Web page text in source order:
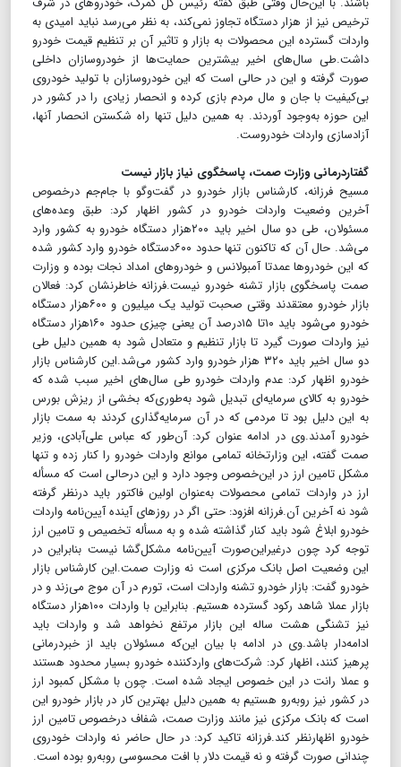
ترخیص نیز از هزار دستگاه تجاوز نمی‌کند، به نظر می‌رسد نباید امیدی به
واردات گسترده این محصولات به بازار و تاثیر آن بر تنظیم قیمت خودرو
داشت.طی سال‌های اخیر بیشترین حمایت‌ها از خودروسازان داخلی
صورت گرفته و این در حالی است که این خودروسازان با تولید خودروی
بی‌کیفیت با جان و مال مردم بازی کرده و انحصار زیادی را در کشور در
این حوزه به‌وجود آوردند. به همین دلیل تنها راه شکستن انحصار آنها،
آزادسازی واردات خودروست.
گفتار‌درمانی وزارت صمت، پاسخگوی نیاز بازار نیست
مسیح فرزانه، کارشناس بازار خودرو در گفت‌وگو با جام‌جم درخصوص
آخرین وضعیت واردات خودرو در کشور اظهار کرد: طبق وعده‌های
مسئولان، طی دو سال اخیر باید ۲۰۰هزار دستگاه خودرو به کشور وارد
می‌شد. حال آن که تاکنون تنها حدود ۶۰۰دستگاه خودرو وارد کشور شده
که این خودروها عمدتا آمبولانس و خودروهای امداد نجات بوده و وزارت
صمت پاسخگوی بازار تشنه خودرو نیست.فرزانه خاطرنشان کرد: فعالان
بازار خودرو معتقدند وقتی صحبت تولید یک میلیون و ۶۰۰هزار دستگاه
خودرو می‌شود باید ۱۰تا ۱۵درصد آن یعنی چیزی حدود ۱۶۰هزار دستگاه
نیز واردات صورت گیرد تا بازار تنظیم و متعادل شود به همین دلیل طی
دو سال اخیر باید ۳۲۰ هزار خودرو وارد کشور می‌شد.این کارشناس بازار
خودرو اظهار کرد: عدم واردات خودرو طی سال‌های اخیر سبب شده که
خودرو به کالای سرمایه‌ای تبدیل شود به‌طوری‌که بخشی از ریزش بورس
به این دلیل بود تا مردمی که در آن سرمایه‌گذاری کردند به سمت بازار
خودرو آمدند.وی در ادامه عنوان کرد: آن‌طور که عباس علی‌آبادی، وزیر
صمت گفته، این وزارتخانه تمامی موانع واردات خودرو را کنار زده و تنها
مشکل تامین ارز در این‌خصوص وجود دارد و این در‌حالی است که مسأله
ارز در واردات تمامی محصولات به‌عنوان اولین فاکتور باید در‌نظر گرفته
شود نه آخرین آن.فرزانه افزود: حتی اگر در روزهای آینده آیین‌نامه واردات
خودرو ابلاغ شود باید کنار گذاشته شده و به مسأله تخصیص و تامین ارز
توجه کرد چون درغیراین‌صورت آیین‌نامه مشکل‌گشا نیست بنابراین در
این وضعیت اصل بانک مرکزی است نه وزارت صمت.این کارشناس بازار
خودرو گفت: بازار خودرو تشنه واردات است، تورم در آن موج می‌زند و در
بازار عملا شاهد رکود گسترده هستیم. بنابراین با واردات ۱۰۰هزار دستگاه
نیز تشنگی هشت ساله این بازار مرتفع نخواهد شد و واردات باید
ادامه‌دار باشد.وی در ادامه با بیان این‌که مسئولان باید از خبردرمانی
پرهیز کنند، اظهار کرد: شرکت‌های واردکننده خودرو بسیار محدود هستند
و عملا رانت در این‌ خصوص ایجاد شده است. چون با مشکل کمبود ارز
در کشور نیز روبه‌رو هستیم به همین دلیل بهترین کار در بازار خودرو این
است که بانک مرکزی نیز مانند وزارت صمت، شفاف در‌خصوص تامین ارز
خودرو اظهار‌نظر کند.فرزانه تاکید کرد: در حال حاضر نه واردات خودروی
چندانی صورت گرفته و نه قیمت دلار با افت محسوسی روبه‌رو بوده است.